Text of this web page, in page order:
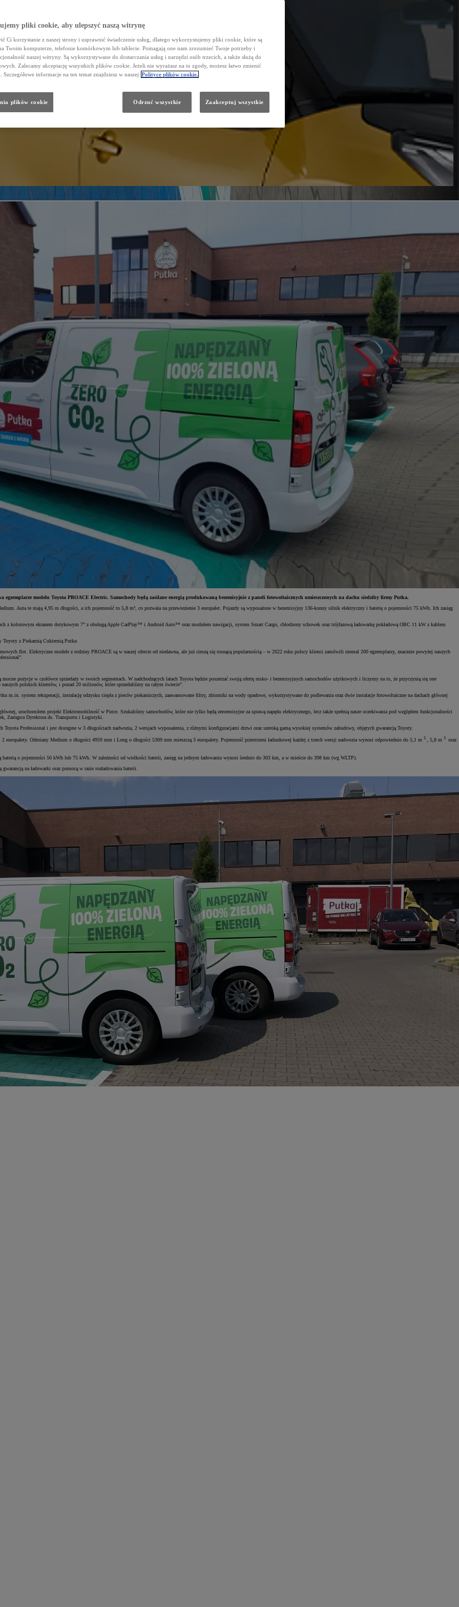
egzemplarze modelu Toyota PROACE Electric. Samochody będą zasilane energią produkowaną bezemisyjnie z paneli fotowoltaicznych umieszczonych na dachu siedziby firmy Putka.
Auta te mają 4,95 m długości, a ich pojemność to 5,8 m³, co pozwala na przewiezienie 3 europalet. Pojazdy są wyposażone w bezemisyjny 136-konny silnik elektryczny i baterię o pojemności 75 kWh. Ich zasięg
z kolorowym ekranem dotykowym 7” z obsługą Apple CarPlay™ i Android Auto™ oraz modułem nawigacji, system Smart Cargo, chłodzony schowek oraz trójfazową ładowarkę pokładową OBC 11 kW z kablem
Toyoty z Piekarnią Cukiernią Putka:
flot. Elektryczne modele z rodziny PROACE są w naszej ofercie od niedawna, ale już cieszą się rosnącą popularnością – w 2022 roku polscy klienci zamówili niemal 200 egzemplarzy, znacznie powyżej naszych
pozycje w czołówce sprzedaży w swoich segmentach. W nadchodzących latach Toyota będzie poszerzać swoją ofertę nisko- i bezemisyjnych samochodów użytkowych i liczymy na to, że przyczynią się one
polskich klientów, i ponad 20 milionów, które sprzedaliśmy na całym świecie”.
m.in. system rekuperacji, instalację odzysku ciepła z pieców piekarniczych, zaawansowane filtry, zbiorniki na wody opadowe, wykorzystywane do podlewania oraz dwie instalacje fotowoltaiczne na dachach głównej
uruchomiłem projekt Elektromobilność w Putce. Szukaliśmy samochodów, które nie tylko będą zeroemisyjne za sprawą napędu elektrycznego, lecz także spełnią nasze oczekiwania pod względem funkcjonalności
Zastępca Dyrektora ds. Transportu i Logistyki.
Professional i jest dostępne w 3 długościach nadwozia, 2 wersjach wyposażenia, z różnymi konfiguracjami drzwi oraz szeroką gamą wysokiej systemów zabudowy, objętych gwarancją Toyoty.
europalety. Odmiany Medium o długości 4959 mm i Long o długości 5309 mm mieszczą 3 europalety. Pojemność przestrzeni ładunkowej każdej z trzech wersji nadwozia wynosi odpowiednio do 5,1 m 3 , 5,8 m 3 oraz
o pojemności 50 kWh lub 75 kWh. W zależności od wielkości baterii, zasięg na jednym ładowaniu wynosi średnio do 303 km, a w mieście do 398 km (wg WLTP).
na ładowarki oraz pomocą w razie rozładowania baterii.
pliki cookie, aby ulepszyć naszą witrynę
Ci korzystanie z naszej strony i usprawnić świadczenie usług, dlatego wykorzystujemy pliki cookie, które są
Twoim komputerze, telefonie komórkowym lub tablecie. Pomagają one nam zrozumieć Twoje potrzeby i
naszej witryny. Są wykorzystywane do dostarczania usług i narzędzi osób trzecich, a także służą do
Zalecamy akceptację wszystkich plików cookie. Jeżeli nie wyrażasz na to zgody, możesz łatwo zmienić
Szczegółowe informacje na ten temat znajdziesz w naszej Polityce plików cookie.
Odrzuć wszystkie Zaakceptuj wszystkie
plików cookie